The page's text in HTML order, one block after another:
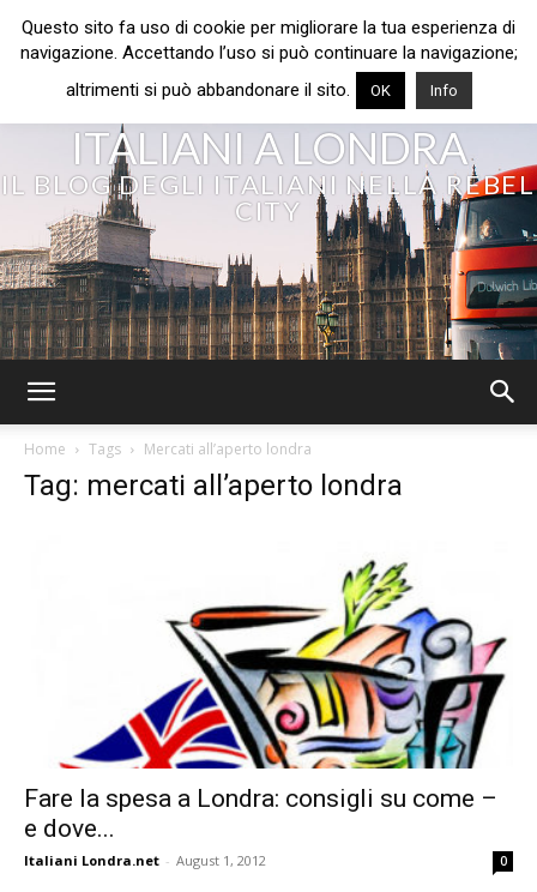
ITALIANI A LONDRA
IL BLOG DEGLI ITALIANI NELLA REBEL
CITY
Home Tags Mercati all’aperto londra
Tag: mercati all’aperto londra
Fare la spesa a Londra: consigli su come –
e dove...
Italiani Londra.net - August 1, 2012 0
Questo sito fa uso di cookie per migliorare la tua esperienza di
navigazione. Accettando l’uso si può continuare la navigazione;
altrimenti si può abbandonare il sito.
OK Info